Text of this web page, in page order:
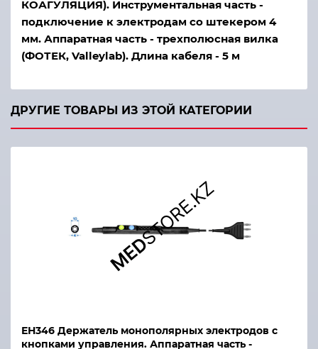
КОАГУЛЯЦИЯ). Инструментальная часть -
подключение к электродам со штекером 4
мм. Аппаратная часть - трехполюсная вилка
(ФОТЕК, Valleylab). Длина кабеля - 5 м
ДРУГИЕ ТОВАРЫ ИЗ ЭТОЙ КАТЕГОРИИ
ЕН346 Держатель монополярных электродов с
кнопками управления. Аппаратная часть -